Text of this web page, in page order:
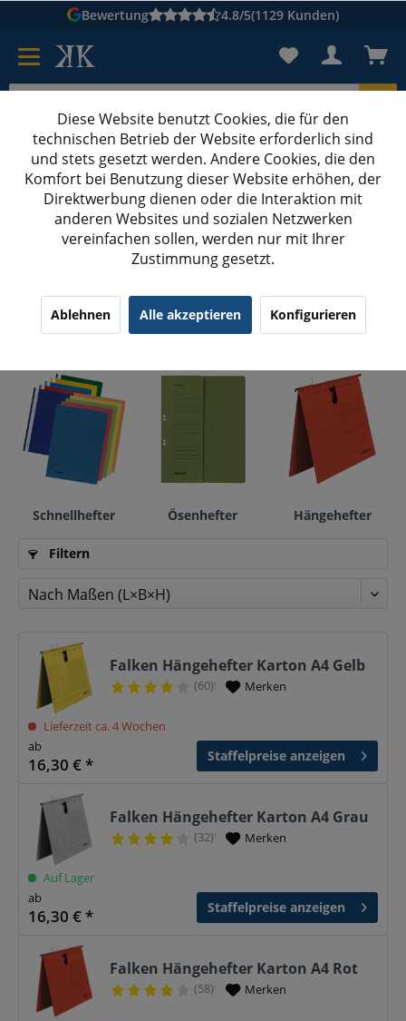
Bewertung 4.8/5(1129 Kunden)
Karton suchen
Kartons bedruckenKartons nach Maß
Hefter
Hefter & Tacker: Die besten Modelle für Ihr
Büro
Schnellhefter Ösenhefter Hängehefter
Filtern
Falken Hängehefter Karton A4 Gelb
(60)¹ Merken
Lieferzeit ca. 4 Wochen
ab
16,30 € * Staffelpreise anzeigen
Falken Hängehefter Karton A4 Grau
(32)¹ Merken
Auf Lager
ab
16,30 € * Staffelpreise anzeigen
Falken Hängehefter Karton A4 Rot
(58)¹ Merken
Diese Website benutzt Cookies, die für den
technischen Betrieb der Website erforderlich sind
und stets gesetzt werden. Andere Cookies, die den
Komfort bei Benutzung dieser Website erhöhen, der
Direktwerbung dienen oder die Interaktion mit
anderen Websites und sozialen Netzwerken
vereinfachen sollen, werden nur mit Ihrer
Zustimmung gesetzt.
Ablehnen Alle akzeptieren Konfigurieren